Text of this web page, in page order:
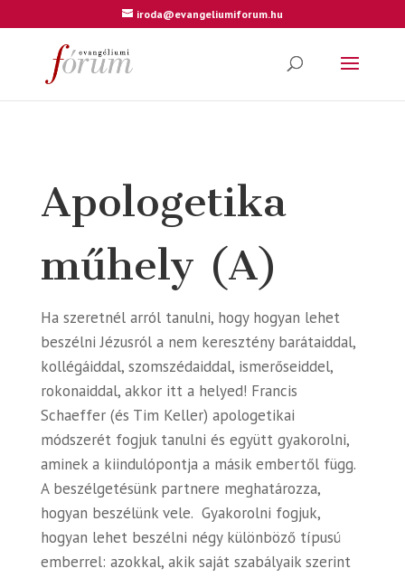
iroda@evangeliumiforum.hu
Apologetika
műhely (A)
Ha szeretnél arról tanulni, hogy hogyan lehet
beszélni Jézusról a nem keresztény barátaiddal,
kollégáiddal, szomszédaiddal, ismerőseiddel,
rokonaiddal, akkor itt a helyed! Francis
Schaeffer (és Tim Keller) apologetikai
módszerét fogjuk tanulni és együtt gyakorolni,
aminek a kiindulópontja a másik embertől függ.
A beszélgetésünk partnere meghatározza,
hogyan beszélünk vele. Gyakorolni fogjuk,
hogyan lehet beszélni négy különböző típusú
emberrel: azokkal, akik saját szabályaik szerint